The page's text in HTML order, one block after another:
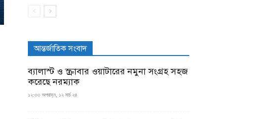
আন্তর্জাতিক সংবাদ
ব্যালাস্ট ও স্ক্রাবার ওয়াটারের নমুনা সংগ্রহ সহজ
করেছে নরম্যাক
১২:৩৩ অপরাহ্ন, ১২ মার্চ ২৪